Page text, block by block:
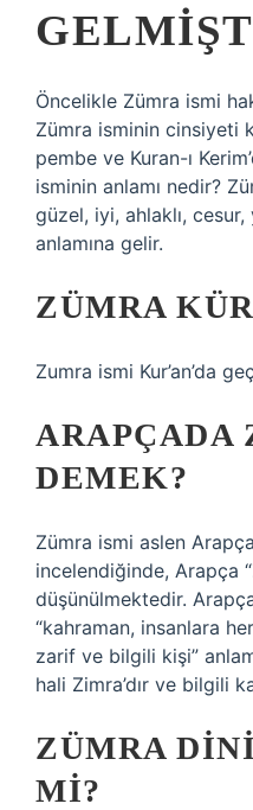
Öncelikle Zümra ismi
Zümra isminin cinsiyeti
pembe ve Kuran-ı
isminin anlamı nedir?
güzel, iyi, ahlaklı,
anlamına gelir.
ZÜMRA
Zumra ismi Kur’an’da
ARAPÇADA
DEMEK?
Zümra ismi aslen
incelendiğinde, Arapça
düşünülmektedir.
“kahraman, insanlara
zarif ve bilgili kişi”
hali Zimra’dır ve bilgili
ZÜMRA
MI?